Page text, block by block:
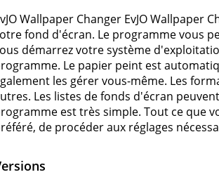
Wallpaper Changer EvJO
fond d'écran. Le programme vous
démarrez votre système
Le papier peint est
les gérer vous-même. Les
Les listes de fonds d'écran
est très simple. Tout ce que
de procéder aux réglages